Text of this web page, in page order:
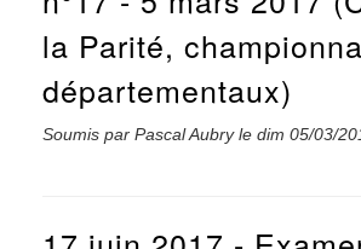
la Parité,
départementaux)
Soumis par Pascal Aubryle dim 05/03/